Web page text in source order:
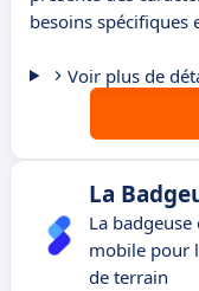
besoins spécifiques
Voir plus de
La
La badgeuse
mobile pour
de terrain